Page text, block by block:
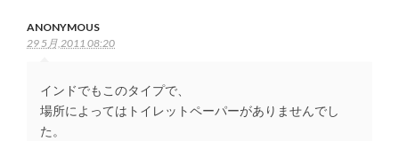
ANONYMOUS
29 5月,2011 08:20
インドでもこのタイプで、
場所によってはトイレットペーパーがありませんでし
た。